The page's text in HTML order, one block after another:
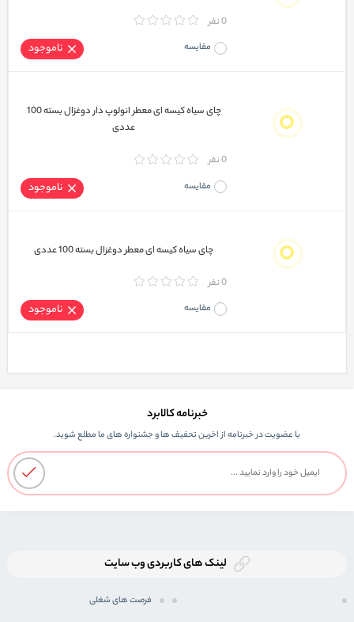
0 نفر
مقایسه ناموجود
چای سیاه کیسه ای معطر انولوپ دار دوغزال بسته 100
عددی
0 نفر
مقایسه ناموجود
چای سیاه کیسه ای معطر دوغزال بسته 100 عددی
0 نفر
مقایسه ناموجود
خبرنامه کالابرد
با عضویت در خبرنامه از اخرین تحفیف ها و جشنواره های ما مطلع شوید.
لینک های کاربردی وب سایت
فرصت های شغلی